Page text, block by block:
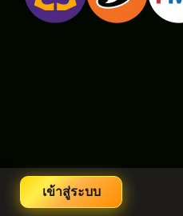
เข้าสู่ระบบ